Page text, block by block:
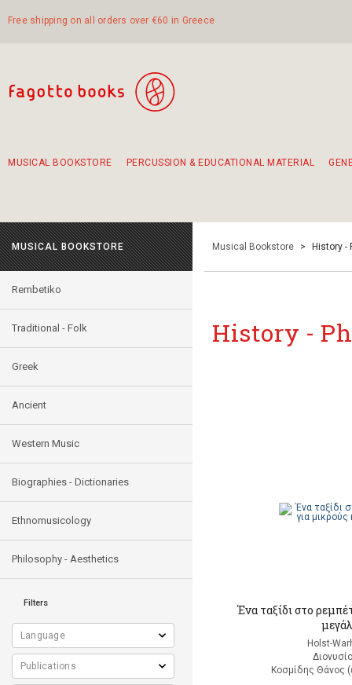
Free shipping on all orders over €60 in Greece
MUSICAL BOOKSTORE PERCUSSION & EDUCATIONAL MATERIAL
MUSICAL BOOKSTORE
Rembetiko
Traditional - Folk
Greek
Ancient
Western Music
Biographies - Dictionaries
Ethnomusicology
Philosophy - Aesthetics
Filters
Musical Bookstore > History -
History -
Ένα ταξίδι στο
Holst-
Κοσμίδης Θάνος